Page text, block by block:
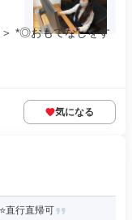
*◎おもてなしをす
気になる
直行直帰可